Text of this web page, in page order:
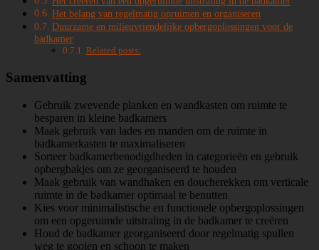
Het belang van regelmatig opruimen en organiseren
Duurzame en milieuvriendelijke opbergoplossingen voor de
badkamer
Related posts:
Samenvatting
Gebruik zwevende planken en wandkasten om ruimte te
besparen in kleine badkamers
Maak gebruik van lades en manden om de ruimte in
badkamerkasten te maximaliseren
Sorteer badkamerbenodigdheden in categorieën en gebruik
opbergbakjes om ze georganiseerd te houden
Maak gebruik van wandhaken en doucherekken om verticale
ruimte in de badkamer optimaal te benutten
Kies voor minimalistische en functionele opbergoplossingen
om een opgeruimde uitstraling in de badkamer te creëren
Houd de badkamer georganiseerd door regelmatig spullen
weg te gooien en schoon te maken